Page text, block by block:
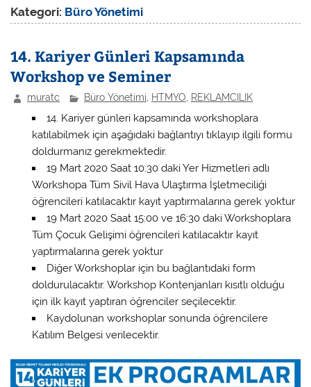
Kategori: Büro Yönetimi
14. Kariyer Günleri Kapsamında
Workshop ve Seminer
muratc Büro Yönetimi, HTMYO, REKLAMCILIK
14. Kariyer günleri kapsamında workshoplara
katılabilmek için aşağıdaki bağlantıyı tıklayıp ilgili formu
doldurmanız gerekmektedir.
19 Mart 2020 Saat 10:30 daki Yer Hizmetleri adlı
Workshopa Tüm Sivil Hava Ulaştırma İşletmeciliği
öğrencileri katılacaktır kayıt yaptırmalarına gerek yoktur
19 Mart 2020 Saat 15:00 ve 16:30 daki Workshoplara
Tüm Çocuk Gelişimi öğrencileri katılacaktır kayıt
yaptırmalarına gerek yoktur
Diğer Workshoplar için bu bağlantıdaki form
doldurulacaktır. Workshop Kontenjanları kısıtlı olduğu
için ilk kayıt yaptıran öğrenciler seçilecektir.
Kaydolunan workshoplar sonunda öğrencilere
Katılım Belgesi verilecektir.